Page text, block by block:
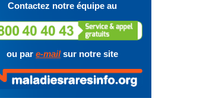
Contactez notre équipe au
ou par e-mailsur notre site